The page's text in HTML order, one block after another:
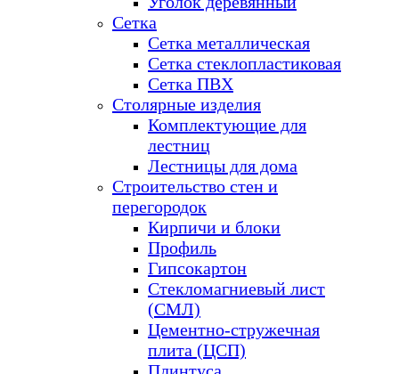
Сетка
Сетка металлическая
Сетка стеклопластиковая
Сетка ПВХ
Столярные изделия
Комплектующие для
лестниц
Лестницы для дома
Строительство стен и
перегородок
Кирпичи и блоки
Профиль
Гипсокартон
Стекломагниевый лист
(СМЛ)
Цементно-стружечная
плита (ЦСП)